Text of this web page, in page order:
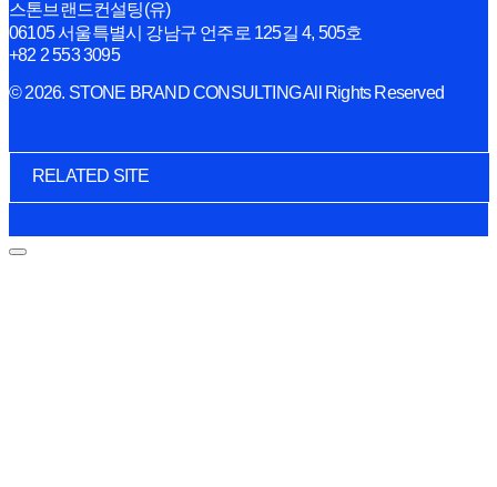
스톤브랜드컨설팅(유)
06105 서울특별시 강남구 언주로 125길 4, 505호
+82 2 553 3095
© 2026. STONE BRAND CONSULTING All Rights Reserved
RELATED SITE